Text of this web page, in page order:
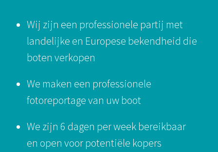
Wij zijn een professionele partij met
landelijke en Europese bekendheid die
boten verkopen
We maken een professionele
fotoreportage van uw boot
We zijn 6 dagen per week bereikbaar
en open voor potentiële kopers